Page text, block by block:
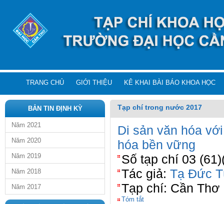
TRANG CHỦ GIỚI THIỆU KÊ KHAI BÀI BÁO KHOA HỌC
BẢN TIN ĐỊNH KỲ
Năm 2021
Năm 2020
Năm 2019
Năm 2018
Năm 2017
Tạp chí trong nước 2017
Di sản văn hóa
hóa bền vững
Số tạp chí 03
Tác giả: Tạ Đức
Tạp chí: Cần Thơ
Tóm tắt